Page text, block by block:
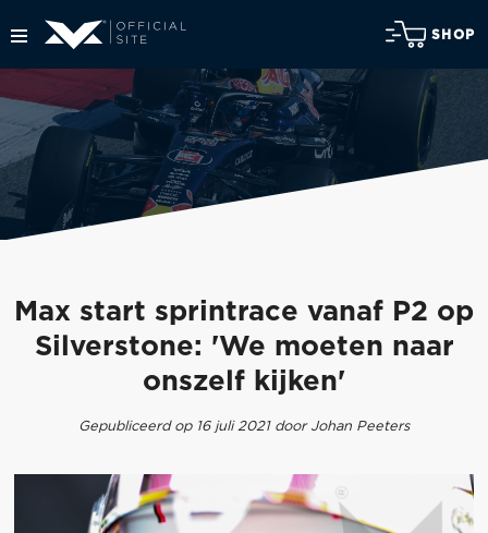
SHOP
Max start sprintrace vanaf P2 op
Silverstone: 'We moeten naar
onszelf kijken'
Gepubliceerd op 16 juli 2021 door Johan Peeters